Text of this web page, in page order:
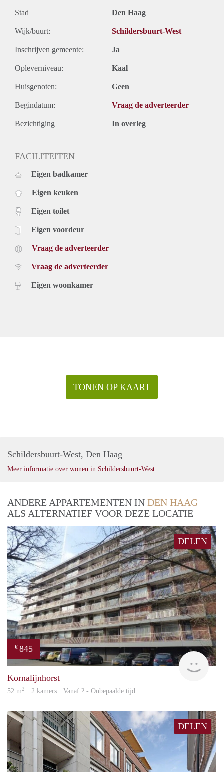
Stad Den Haag
Wijk/buurt: Schildersbuurt-West
Inschrijven gemeente: Ja
Opleverniveau: Kaal
Huisgenoten: Geen
Begindatum: Vraag de adverteerder
Bezichtiging In overleg
FACILITEITEN
Eigen badkamer
Eigen keuken
Eigen toilet
Eigen voordeur
Vraag de adverteerder
Vraag de adverteerder
Eigen woonkamer
TONEN OP KAART
Schildersbuurt-West, Den Haag
Meer informatie over wonen in Schildersbuurt-West
ANDERE APPARTEMENTEN IN DEN HAAG
ALS ALTERNATIEF VOOR DEZE LOCATIE
DELEN
€ 845
Kornalijnhorst
52 m2 · 2 kamers · Vanaf ? - Onbepaalde tijd
DELEN